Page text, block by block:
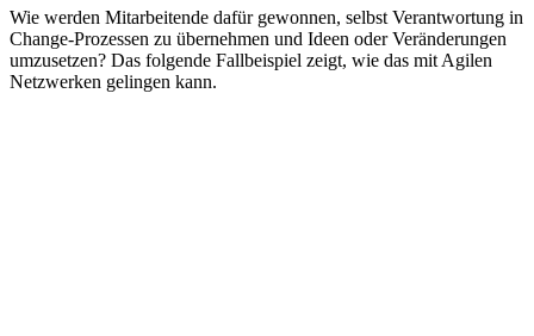
Wie werden Mitarbeitende dafür gewonnen, selbst Verantwortung in
Change-Prozessen zu übernehmen und Ideen oder Veränderungen
umzusetzen? Das folgende Fallbeispiel zeigt, wie das mit Agilen
Netzwerken gelingen kann.